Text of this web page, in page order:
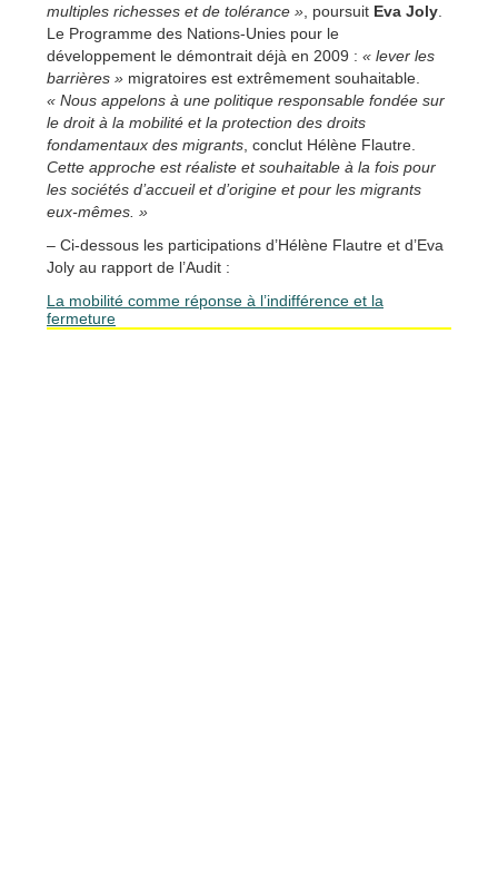
multiples richesses et de tolérance », poursuit Eva Joly.
Le Programme des Nations-Unies pour le
développement le démontrait déjà en 2009 : « lever les
barrières » migratoires est extrêmement souhaitable.
« Nous appelons à une politique responsable fondée sur
le droit à la mobilité et la protection des droits
fondamentaux des migrants, conclut Hélène Flautre.
Cette approche est réaliste et souhaitable à la fois pour
les sociétés d’accueil et d’origine et pour les migrants
eux-mêmes. »
– Ci-dessous les participations d’Hélène Flautre et d’Eva
Joly au rapport de l’Audit :
La mobilité comme réponse à l’indifférence et la
fermeture